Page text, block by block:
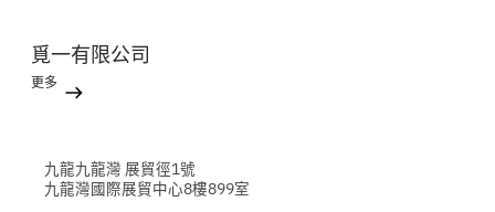
覓一有限公司
更多
九龍九龍灣 展貿徑1號
九龍灣國際展貿中心8樓899室